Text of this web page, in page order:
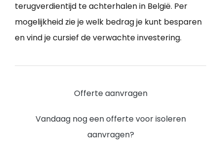
terugverdientijd te achterhalen in België. Per
mogelijkheid zie je welk bedrag je kunt besparen
en vind je cursief de verwachte investering.
Offerte aanvragen
Vandaag nog een offerte voor isoleren
aanvragen?